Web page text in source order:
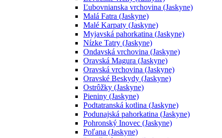
Ľubovnianska vrchovina (Jaskyne)
Malá Fatra (Jaskyne)
Malé Karpaty (Jaskyne)
Myjavská pahorkatina (Jaskyne)
Nízke Tatry (Jaskyne)
Ondavská vrchovina (Jaskyne)
Oravská Magura (Jaskyne)
Oravská vrchovina (Jaskyne)
Oravské Beskydy (Jaskyne)
Ostrôžky (Jaskyne)
Pieniny (Jaskyne)
Podtatranská kotlina (Jaskyne)
Podunajská pahorkatina (Jaskyne)
Pohronský Inovec (Jaskyne)
Poľana (Jaskyne)